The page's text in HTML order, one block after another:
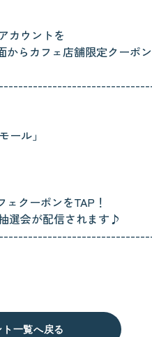
カウントを
からカフェ店舗限定クーポ
ル」
クーポンをTAP！
選会が配信されます♪
一覧へ戻る